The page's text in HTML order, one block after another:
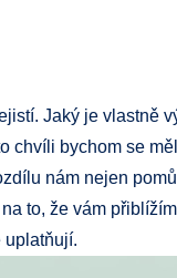
Jaký je vlastně
chvíli bychom se
nám nejen
to, že vám
uplatňují.